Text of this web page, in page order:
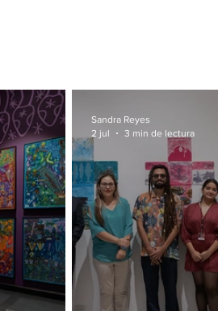
Sandra Reyes
2 jul
3 min de lectura